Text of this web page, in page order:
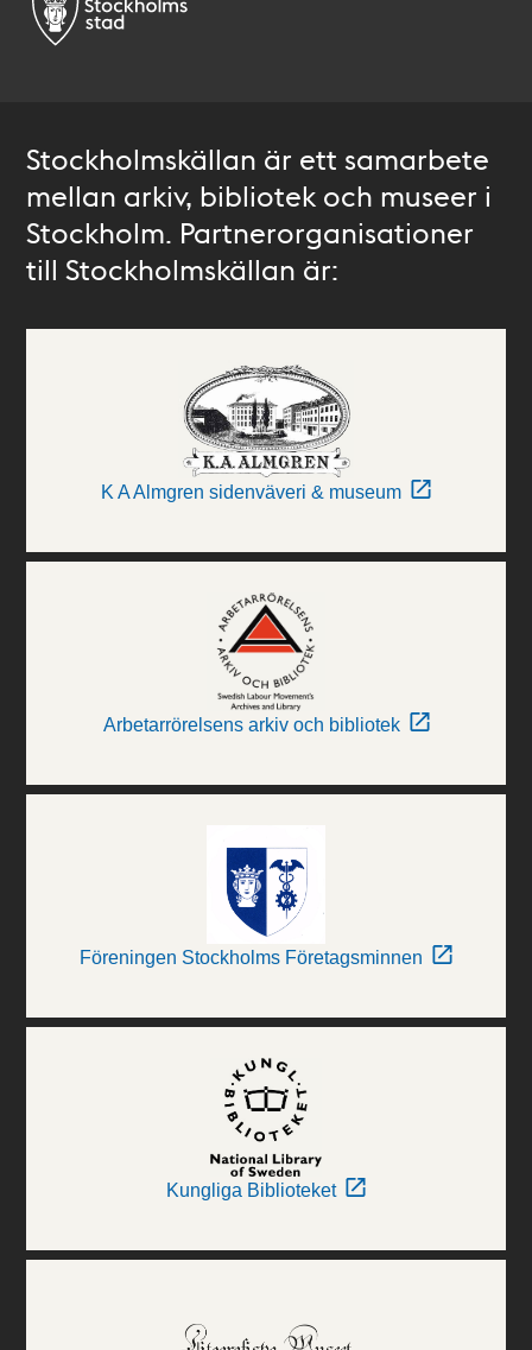
Stockholmskällan är ett samarbete
mellan arkiv, bibliotek och museer i
Stockholm. Partnerorganisationer
till Stockholmskällan är:
K A Almgren sidenväveri & museum
Arbetarrörelsens arkiv och bibliotek
Föreningen Stockholms Företagsminnen
Kungliga Biblioteket